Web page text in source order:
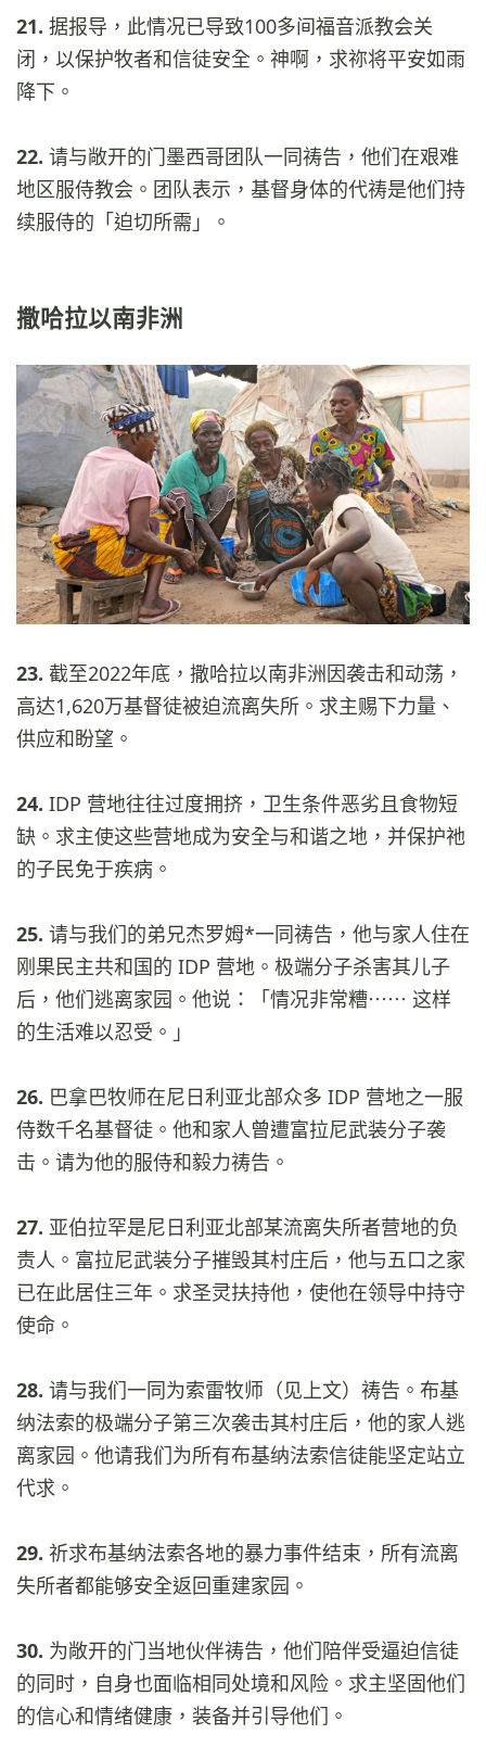
21. 据报导，此情况已导致100多间福音派教会关
闭，以保护牧者和信徒安全。神啊，求祢将平安如雨
降下。
22. 请与敞开的门墨西哥团队一同祷告，他们在艰难
地区服侍教会。团队表示，基督身体的代祷是他们持
续服侍的「迫切所需」。
撒哈拉以南非洲
23. 截至2022年底，撒哈拉以南非洲因袭击和动荡，
高达1,620万基督徒被迫流离失所。求主赐下力量、
供应和盼望。
24. IDP 营地往往过度拥挤，卫生条件恶劣且食物短
缺。求主使这些营地成为安全与和谐之地，并保护祂
的子民免于疾病。
25. 请与我们的弟兄杰罗姆*一同祷告，他与家人住在
刚果民主共和国的 IDP 营地。极端分子杀害其儿子
后，他们逃离家园。他说：「情况非常糟⋯⋯ 这样
的生活难以忍受。」
26. 巴拿巴牧师在尼日利亚北部众多 IDP 营地之一服
侍数千名基督徒。他和家人曾遭富拉尼武装分子袭
击。请为他的服侍和毅力祷告。
27. 亚伯拉罕是尼日利亚北部某流离失所者营地的负
责人。富拉尼武装分子摧毁其村庄后，他与五口之家
已在此居住三年。求圣灵扶持他，使他在领导中持守
使命。
28. 请与我们一同为索雷牧师（见上文）祷告。布基
纳法索的极端分子第三次袭击其村庄后，他的家人逃
离家园。他请我们为所有布基纳法索信徒能坚定站立
代求。
29. 祈求布基纳法索各地的暴力事件结束，所有流离
失所者都能够安全返回重建家园。
30. 为敞开的门当地伙伴祷告，他们陪伴受逼迫信徒
的同时，自身也面临相同处境和风险。求主坚固他们
的信心和情绪健康，装备并引导他们。